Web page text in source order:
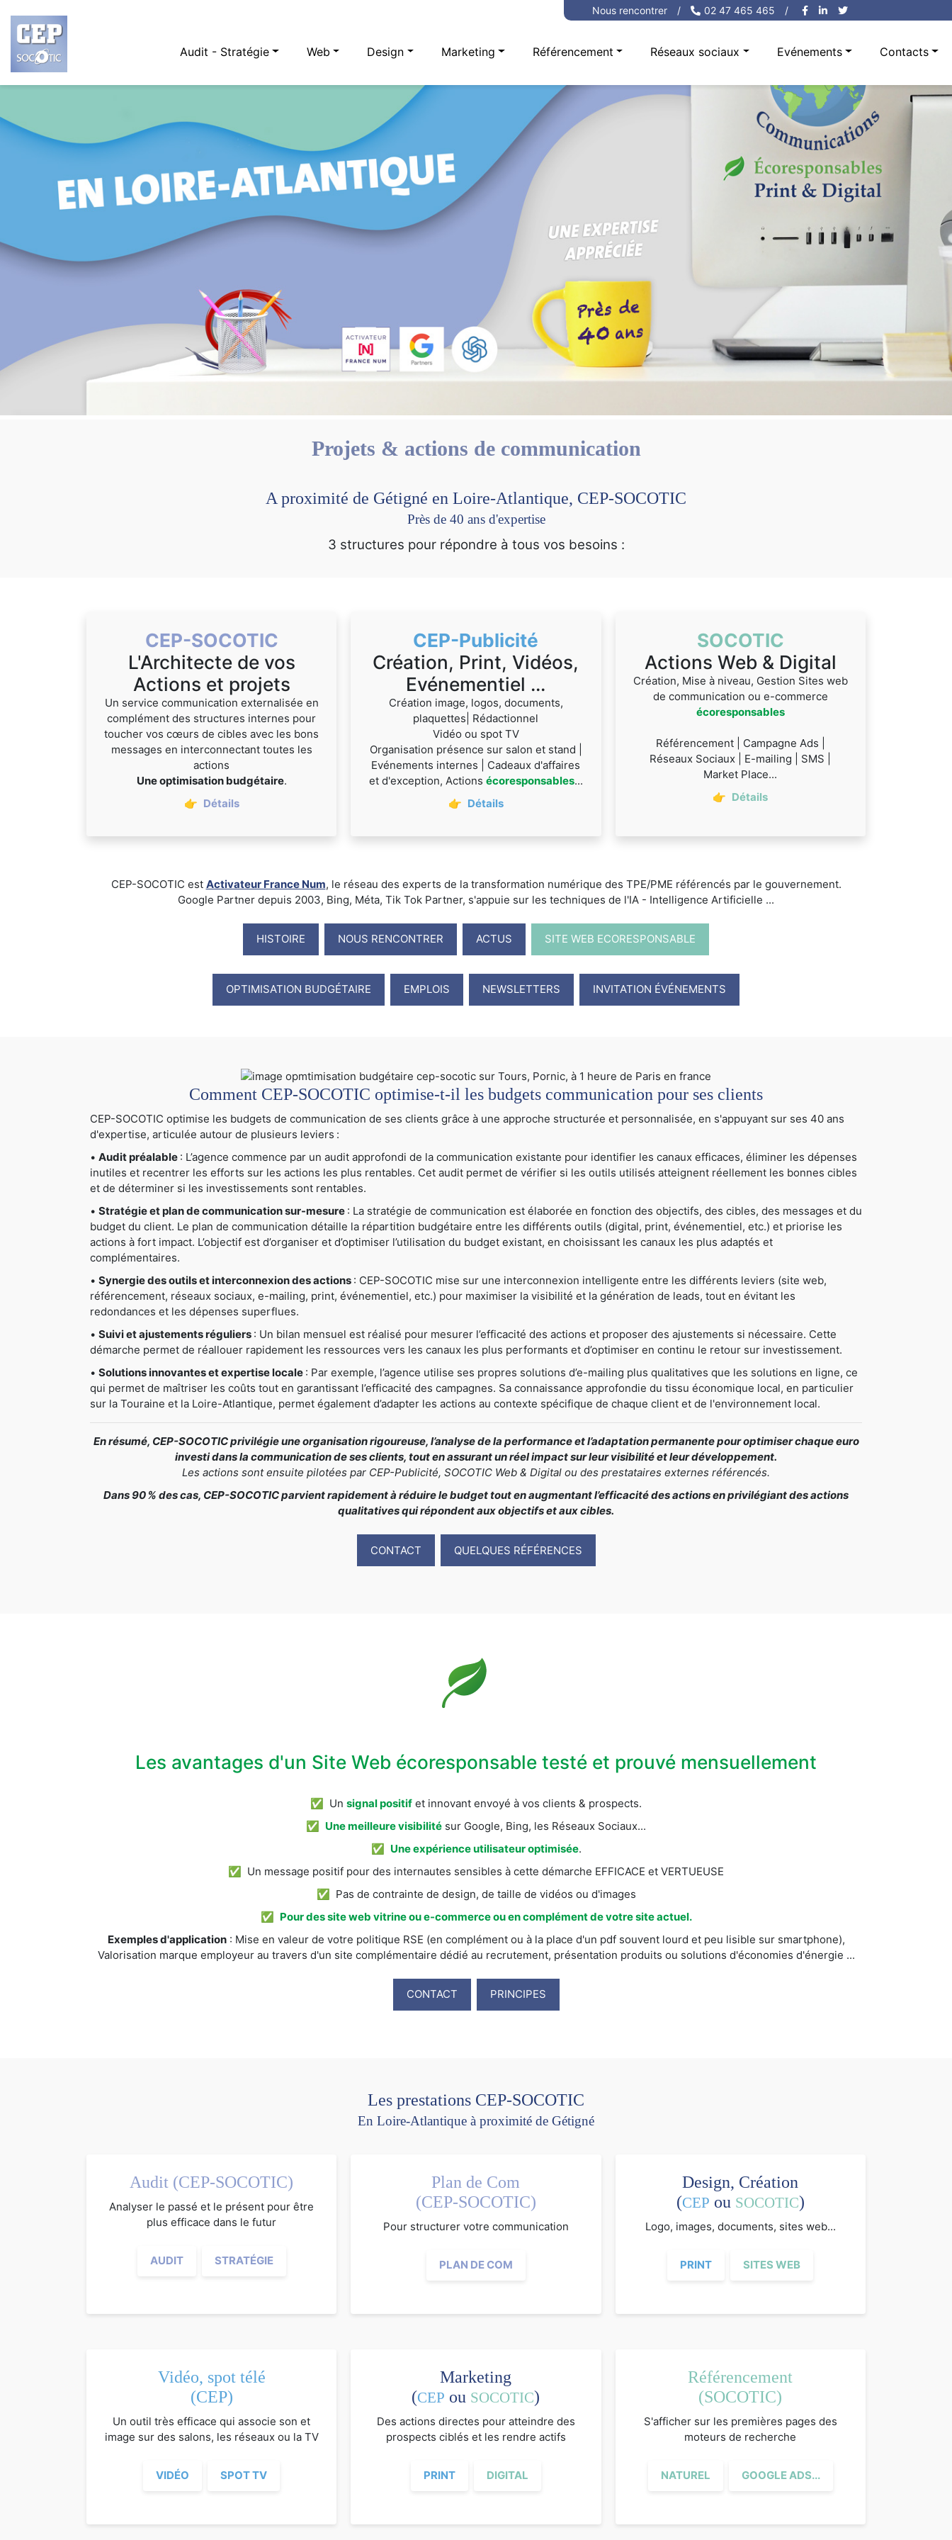
Nous rencontrer / 02 47 465 465 /
Audit - Stratégie Web Design Marketing Référencement Réseaux sociaux Evénements Contacts
Projets & actions de communication
A proximité de Gétigné en Loire-Atlantique, CEP-SOCOTIC
Près de 40 ans d'expertise
3 structures pour répondre à tous vos besoins :
CEP-SOCOTIC
L'Architecte de vos
Actions et projets
Un service communication externalisée en
complément des structures internes pour
toucher vos cœurs de cibles avec les bons
messages en interconnectant toutes les
actions
Une optimisation budgétaire.
👉 Détails
CEP-Publicité
Création, Print, Vidéos,
Evénementiel ...
Création image, logos, documents,
plaquettes| Rédactionnel
Vidéo ou spot TV
Organisation présence sur salon et stand |
Evénements internes | Cadeaux d'affaires
et d'exception, Actions écoresponsables...
👉 Détails
SOCOTIC
Actions Web & Digital
Création, Mise à niveau, Gestion Sites web
de communication ou e-commerce
écoresponsables
Référencement | Campagne Ads |
Réseaux Sociaux | E-mailing | SMS |
Market Place...
👉 Détails
CEP-SOCOTIC est Activateur France Num, le réseau des experts de la transformation numérique des TPE/PME référencés par le gouvernement.
Google Partner depuis 2003, Bing, Méta, Tik Tok Partner, s'appuie sur les techniques de l'IA - Intelligence Artificielle ...
HISTOIRE NOUS RENCONTRER ACTUS SITE WEB ECORESPONSABLE
OPTIMISATION BUDGÉTAIRE EMPLOIS NEWSLETTERS INVITATION ÉVÉNEMENTS
Comment CEP-SOCOTIC optimise-t-il les budgets communication pour ses clients
CEP-SOCOTIC optimise les budgets de communication de ses clients grâce à une approche structurée et personnalisée, en s'appuyant sur ses 40 ans
d'expertise, articulée autour de plusieurs leviers :
• Audit préalable : L’agence commence par un audit approfondi de la communication existante pour identifier les canaux efficaces, éliminer les dépenses
inutiles et recentrer les efforts sur les actions les plus rentables. Cet audit permet de vérifier si les outils utilisés atteignent réellement les bonnes cibles
et de déterminer si les investissements sont rentables.
• Stratégie et plan de communication sur-mesure : La stratégie de communication est élaborée en fonction des objectifs, des cibles, des messages et du
budget du client. Le plan de communication détaille la répartition budgétaire entre les différents outils (digital, print, événementiel, etc.) et priorise les
actions à fort impact. L’objectif est d’organiser et d’optimiser l’utilisation du budget existant, en choisissant les canaux les plus adaptés et
complémentaires.
• Synergie des outils et interconnexion des actions : CEP-SOCOTIC mise sur une interconnexion intelligente entre les différents leviers (site web,
référencement, réseaux sociaux, e-mailing, print, événementiel, etc.) pour maximiser la visibilité et la génération de leads, tout en évitant les
redondances et les dépenses superflues.
• Suivi et ajustements réguliers : Un bilan mensuel est réalisé pour mesurer l’efficacité des actions et proposer des ajustements si nécessaire. Cette
démarche permet de réallouer rapidement les ressources vers les canaux les plus performants et d’optimiser en continu le retour sur investissement.
• Solutions innovantes et expertise locale : Par exemple, l’agence utilise ses propres solutions d’e-mailing plus qualitatives que les solutions en ligne, ce
qui permet de maîtriser les coûts tout en garantissant l’efficacité des campagnes. Sa connaissance approfondie du tissu économique local, en particulier
sur la Touraine et la Loire-Atlantique, permet également d’adapter les actions au contexte spécifique de chaque client et de l'environnement local.
En résumé, CEP-SOCOTIC privilégie une organisation rigoureuse, l’analyse de la performance et l’adaptation permanente pour optimiser chaque euro
investi dans la communication de ses clients, tout en assurant un réel impact sur leur visibilité et leur développement.
Les actions sont ensuite pilotées par CEP-Publicité, SOCOTIC Web & Digital ou des prestataires externes référencés.
Dans 90 % des cas, CEP-SOCOTIC parvient rapidement à réduire le budget tout en augmentant l’efficacité des actions en privilégiant des actions
qualitatives qui répondent aux objectifs et aux cibles.
CONTACT QUELQUES RÉFÉRENCES
Les avantages d'un Site Web écoresponsable testé et prouvé mensuellement
✅ Un signal positif et innovant envoyé à vos clients & prospects.
✅ Une meilleure visibilité sur Google, Bing, les Réseaux Sociaux...
✅ Une expérience utilisateur optimisée.
✅ Un message positif pour des internautes sensibles à cette démarche EFFICACE et VERTUEUSE
✅ Pas de contrainte de design, de taille de vidéos ou d'images
✅ Pour des site web vitrine ou e-commerce ou en complément de votre site actuel.
Exemples d'application: Mise en valeur de votre politique RSE (en complément ou à la place d'un pdf souvent lourd et peu lisible sur smartphone),
Valorisation marque employeur au travers d'un site complémentaire dédié au recrutement, présentation produits ou solutions d'économies d'énergie ...
CONTACT PRINCIPES
Les prestations CEP-SOCOTIC
En Loire-Atlantique à proximité de Gétigné
Audit (CEP-SOCOTIC)
Analyser le passé et le présent pour être
plus efficace dans le futur
AUDIT STRATÉGIE
Plan de Com
(CEP-SOCOTIC)
Pour structurer votre communication
PLAN DE COM
Design, Création
(CEP ou SOCOTIC)
Logo, images, documents, sites web...
PRINT SITES WEB
Vidéo, spot télé
(CEP)
Un outil très efficace qui associe son et
image sur des salons, les réseaux ou la TV
VIDÉO SPOT TV
Marketing
(CEP ou SOCOTIC)
Des actions directes pour atteindre des
prospects ciblés et les rendre actifs
PRINT DIGITAL
Référencement
(SOCOTIC)
S'afficher sur les premières pages des
moteurs de recherche
NATUREL GOOGLE ADS...